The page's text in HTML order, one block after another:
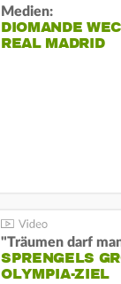
Medien:
DIOMANDE
REAL MADRID
"Träumen darf
SPRENGELS
LYMPIA-ZIEL